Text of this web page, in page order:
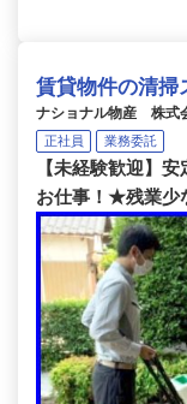
賃貸物件の清掃
ナショナル物産 株式
正社員 業務委託
【未経験歓迎】
お仕事！★残業少